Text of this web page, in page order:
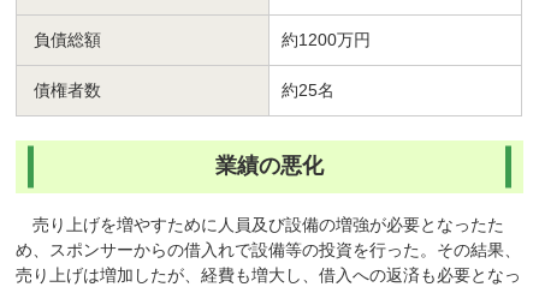
負債総額 約1200万円
債権者数 約25名
業績の悪化
売り上げを増やすために人員及び設備の増強が必要となったた
め、スポンサーからの借入れで設備等の投資を行った。その結果、
売り上げは増加したが、経費も増大し、借入への返済も必要となっ